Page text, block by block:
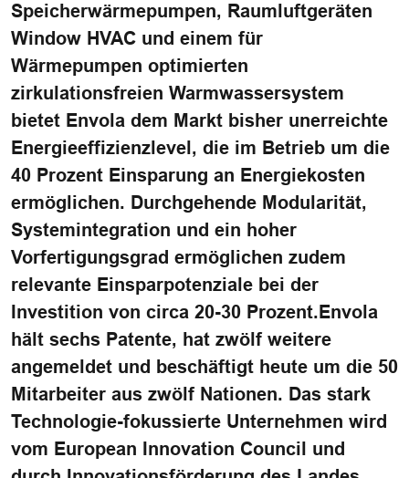
Speicherwärmepumpen, Raumluftgeräten
Window HVAC und einem für
Wärmepumpen optimierten
zirkulationsfreien Warmwassersystem
bietet Envola dem Markt bisher unerreichte
Energieeffizienzlevel, die im Betrieb um die
40 Prozent Einsparung an Energiekosten
ermöglichen. Durchgehende Modularität,
Systemintegration und ein hoher
Vorfertigungsgrad ermöglichen zudem
relevante Einsparpotenziale bei der
Investition von circa 20-30 Prozent.Envola
hält sechs Patente, hat zwölf weitere
angemeldet und beschäftigt heute um die 50
Mitarbeiter aus zwölf Nationen. Das stark
Technologie-fokussierte Unternehmen wird
vom European Innovation Council und